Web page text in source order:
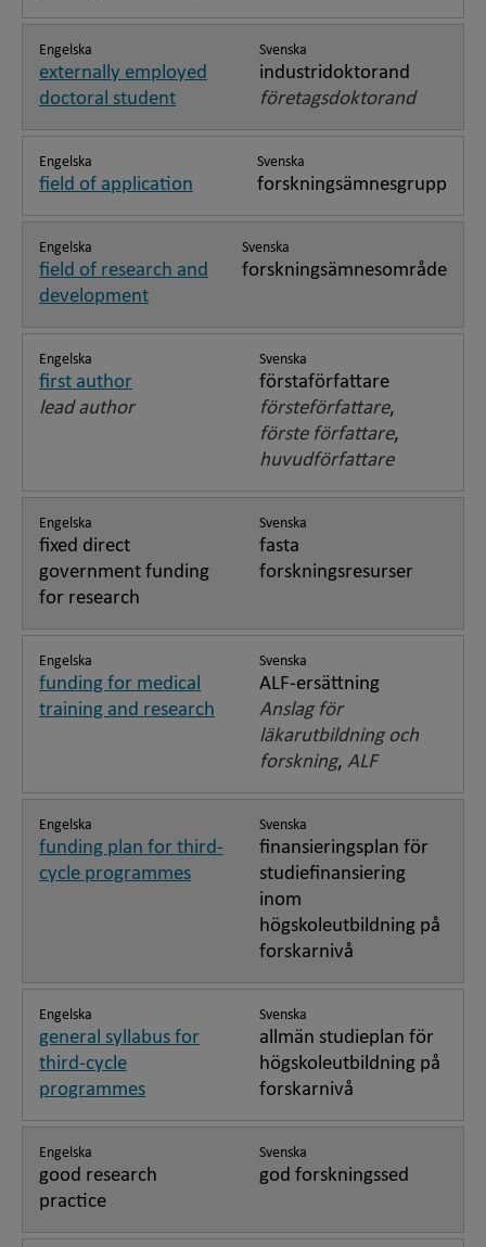
Engelska
externally employed
doctoral student
Svenska
industridoktorand
företagsdoktorand
Engelska
field of application
Svenska
forskningsämnesgrupp
Engelska
field of research and
development
Svenska
forskningsämnesområde
Engelska
first author
lead author
Svenska
förstaförfattare
försteförfattare,
förste författare,
huvudförfattare
Engelska
fixed direct
government funding
for research
Svenska
fasta
forskningsresurser
Engelska
funding for medical
training and research
Svenska
ALF-ersättning
Anslag för
läkarutbildning och
forskning, ALF
Engelska
funding plan for third-
cycle programmes
Svenska
finansieringsplan för
studiefinansiering
inom
högskoleutbildning på
forskarnivå
Engelska
general syllabus for
third-cycle
programmes
Svenska
allmän studieplan för
högskoleutbildning på
forskarnivå
Engelska
good research
practice
Svenska
god forskningssed